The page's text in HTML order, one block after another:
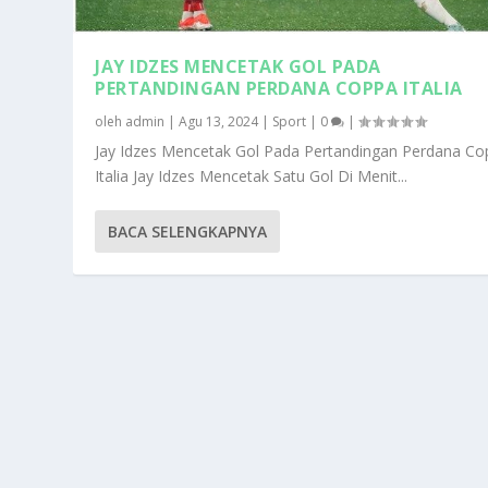
JAY IDZES MENCETAK GOL PADA
PERTANDINGAN PERDANA COPPA ITALIA
oleh admin |Agu 13, 2024| Sport | 0 |
Jay Idzes Mencetak Gol Pada Pertandingan Perdana
Italia Jay Idzes Mencetak Satu Gol Di Menit...
BACA SELENGKAPNYA